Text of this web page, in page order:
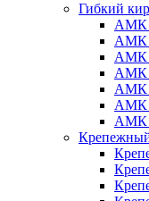
Гибкий
АМК
АМК
АМК
АМК
АМК
АМК
АМК